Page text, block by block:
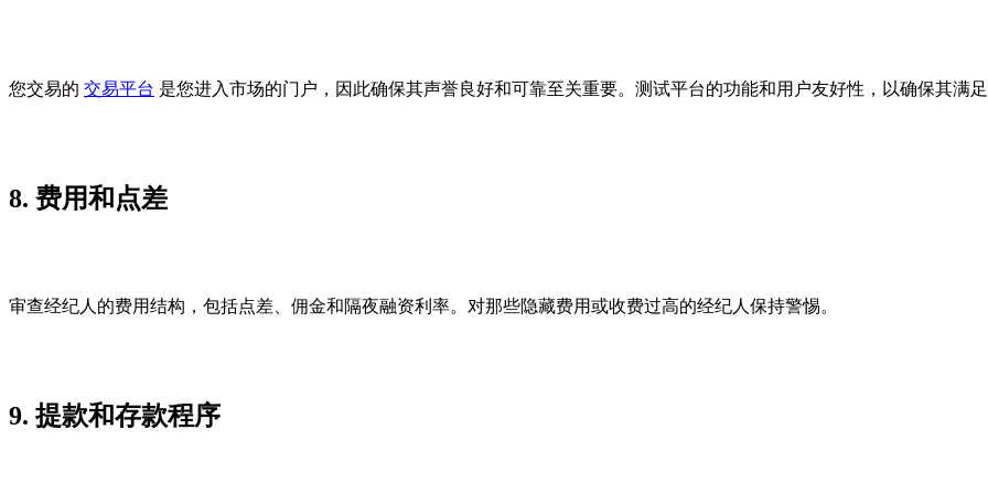
您交易的 交易平台 是您进入市场的门户，因此确保其声誉良好和可靠至关重要。测试平台的功能和用户友好性，以确保其满足
8. 费用和点差
审查经纪人的费用结构，包括点差、佣金和隔夜融资利率。对那些隐藏费用或收费过高的经纪人保持警惕。
9. 提款和存款程序